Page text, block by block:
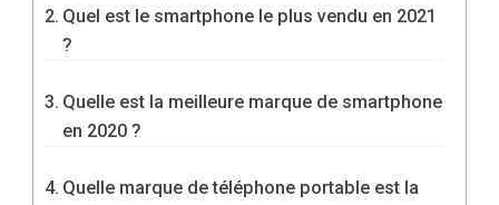
Quel est le smartphone le plus vendu en 2021
?
Quelle est la meilleure marque de smartphone
en 2020 ?
Quelle marque de téléphone portable est la